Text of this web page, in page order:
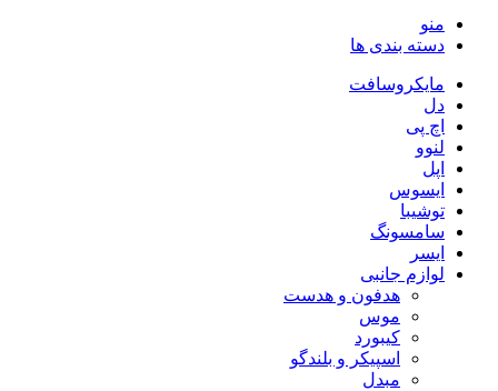
منو
دسته بندی ها
مایکروسافت
دل
اچ پی
لنوو
اپل
ایسوس
توشیبا
سامسونگ
ایسر
لوازم جانبی
هدفون و هدست
موس
کیبورد
اسپیکر و بلندگو
مبدل